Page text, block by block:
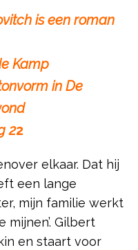
is een roman
Kamp
in De
22
elkaar. Dat hij
een lange
mijn familie werkt
Gilbert
en staart voor